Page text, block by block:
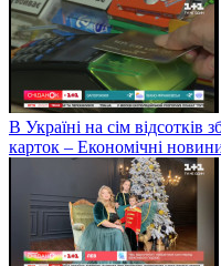
В Україні на сім відсотків
карток – Економічні